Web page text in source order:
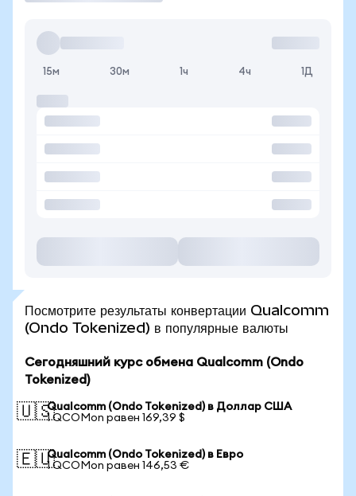
15м 30м 1ч 4ч 1Д
Посмотрите результаты конвертации Qualcomm
(Ondo Tokenized) в популярные валюты
Сегодняшний курс обмена Qualcomm (Ondo
Tokenized)
🇺🇸Qualcomm (Ondo Tokenized) в Доллар США
1 QCOMon равен 169,39 $
🇪🇺Qualcomm (Ondo Tokenized) в Евро
1 QCOMon равен 146,53 €